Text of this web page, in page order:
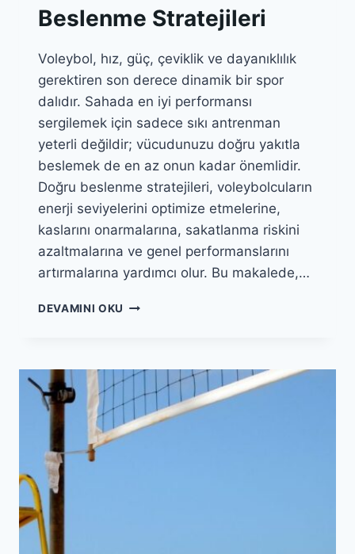
Beslenme Stratejileri
Voleybol, hız, güç, çeviklik ve dayanıklılık
gerektiren son derece dinamik bir spor
dalıdır. Sahada en iyi performansı
sergilemek için sadece sıkı antrenman
yeterli değildir; vücudunuzu doğru yakıtla
beslemek de en az onun kadar önemlidir.
Doğru beslenme stratejileri, voleybolcuların
enerji seviyelerini optimize etmelerine,
kaslarını onarmalarına, sakatlanma riskini
azaltmalarına ve genel performanslarını
artırmalarına yardımcı olur. Bu makalede,…
DEVAMINI OKU VOLEYBOLCULAR
STRATEJILERI